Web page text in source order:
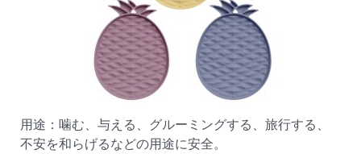
用途：噛む、与える、グルーミングする、旅行する、
不安を和らげるなどの用途に安全。